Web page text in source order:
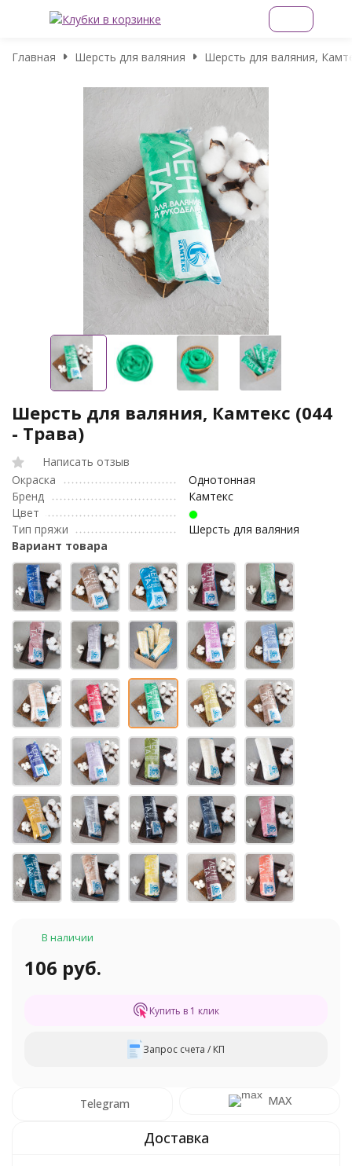
Главная Шерсть для валяния Шерсть для валяния,
Шерсть для валяния, Камтекс (044
- Трава)
Написать отзыв
Окраска
Однотонная
Бренд
Камтекс
Цвет
Тип пряжи
Шерсть для валяния
Вариант товара
В наличии
106 руб.
Купить в 1 клик
Запрос счета / КП
Telegram MAX